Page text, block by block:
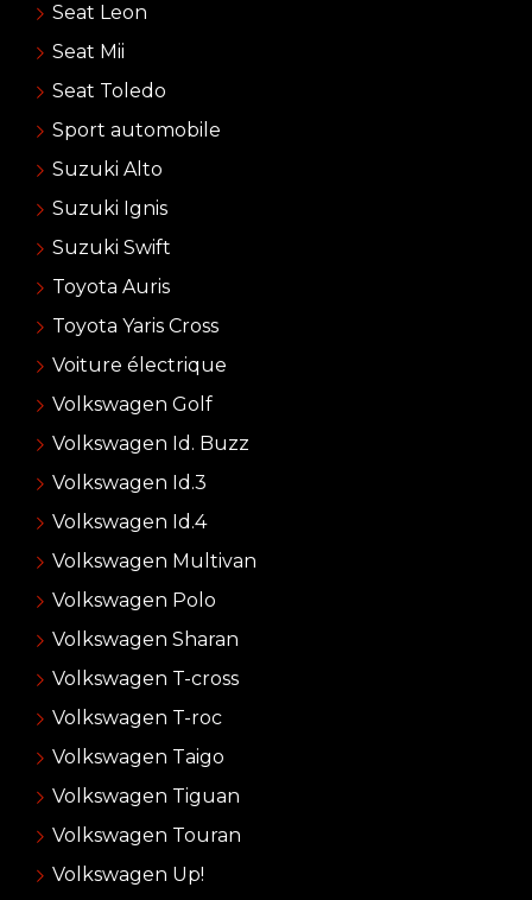
Seat Leon
Seat Mii
Seat Toledo
Sport automobile
Suzuki Alto
Suzuki Ignis
Suzuki Swift
Toyota Auris
Toyota Yaris Cross
Voiture électrique
Volkswagen Golf
Volkswagen Id. Buzz
Volkswagen Id.3
Volkswagen Id.4
Volkswagen Multivan
Volkswagen Polo
Volkswagen Sharan
Volkswagen T-cross
Volkswagen T-roc
Volkswagen Taigo
Volkswagen Tiguan
Volkswagen Touran
Volkswagen Up!